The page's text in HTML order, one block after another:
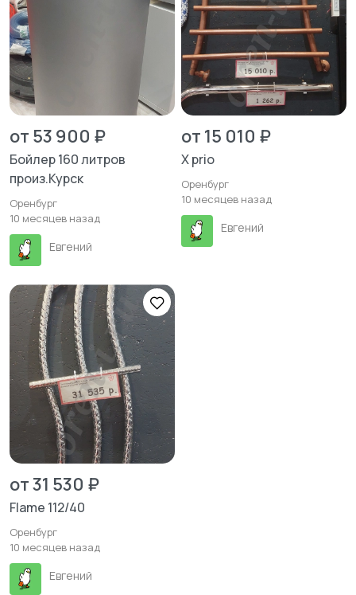
от 53 900 ₽
Бойлер 160 литров
произ.Курск
Оренбург
10 месяцев назад
Евгений
от 15 010 ₽
X prio
Оренбург
10 месяцев назад
Евгений
от 31 530 ₽
Flame 112/40
Оренбург
10 месяцев назад
Евгений